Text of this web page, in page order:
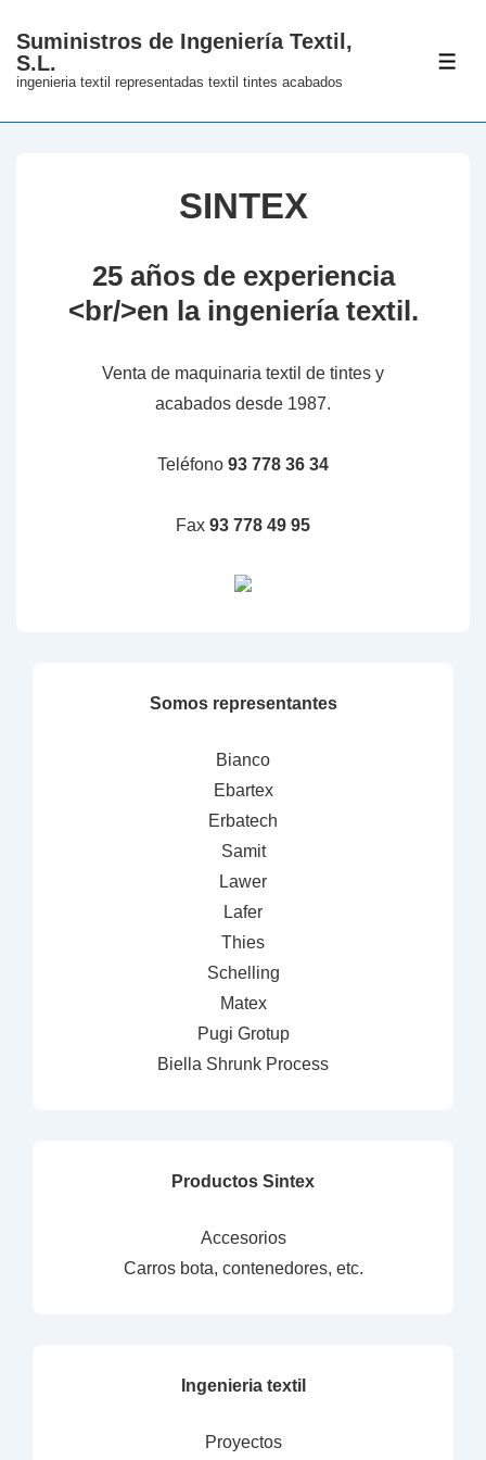
SkipSuministros de Ingeniería Textil,
S.L.
ingenieria textil representadas textil tintes acabados
SINTEX
25 años de experiencia
<br/>en la ingeniería textil.
Venta de maquinaria textil de tintes y
acabados desde 1987.
Teléfono 93 778 36 34
Fax 93 778 49 95
Somos representantes
Bianco
Ebartex
Erbatech
Samit
Lawer
Lafer
Thies
Schelling
Matex
Pugi Grotup
Biella Shrunk Process
Productos Sintex
Accesorios
Carros bota, contenedores, etc.
Ingenieria textil
Proyectos